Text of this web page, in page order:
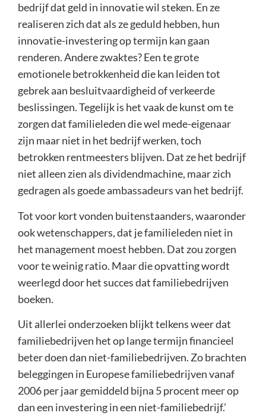
bedrijf dat geld in innovatie wil steken. En ze
realiseren zich dat als ze geduld hebben, hun
innovatie-investering op termijn kan gaan
renderen. Andere zwaktes? Een te grote
emotionele betrokkenheid die kan leiden tot
gebrek aan besluitvaardigheid of verkeerde
beslissingen. Tegelijk is het vaak de kunst om te
zorgen dat familieleden die wel mede-eigenaar
zijn maar niet in het bedrijf werken, toch
betrokken rentmeesters blijven. Dat ze het bedrijf
niet alleen zien als dividendmachine, maar zich
gedragen als goede ambassadeurs van het bedrijf.
Tot voor kort vonden buitenstaanders, waaronder
ook wetenschappers, dat je familieleden niet in
het management moest hebben. Dat zou zorgen
voor te weinig ratio. Maar die opvatting wordt
weerlegd door het succes dat familiebedrijven
boeken.
Uit allerlei onderzoeken blijkt telkens weer dat
familiebedrijven het op lange termijn financieel
beter doen dan niet-familiebedrijven. Zo brachten
beleggingen in Europese familiebedrijven vanaf
2006 per jaar gemiddeld bijna 5 procent meer op
dan een investering in een niet-familiebedrijf.’